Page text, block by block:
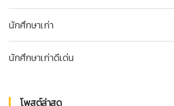
นักศึกษาเก่า
นักศึกษาเก่าดีเด่น
โพสต์ล่าสุด